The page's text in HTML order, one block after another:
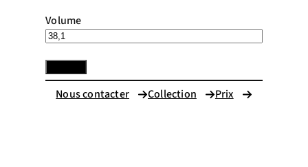
Volume
Nous contacter Collection Prix